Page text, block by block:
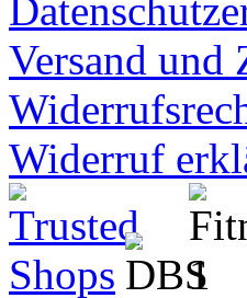
Versand und
Widerruf